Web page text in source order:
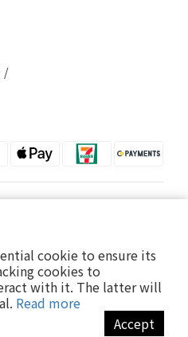
cookie to ensure its
cookies to
with it. The latter will
Read more
Accept
/
話或簡訊方式通知變更付款方式。